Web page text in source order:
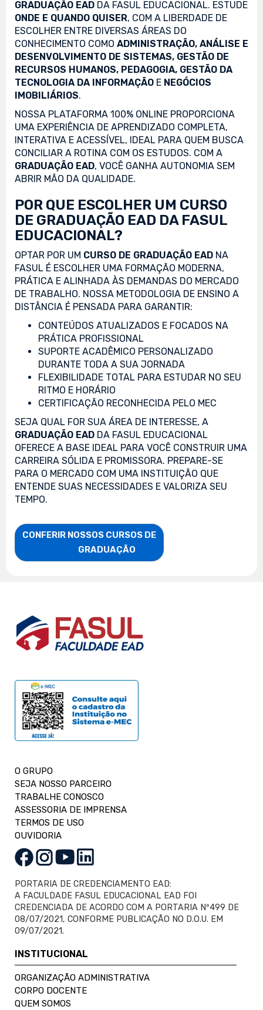
GRADUAÇÃO EAD DA FASUL EDUCACIONAL. ESTUDE
ONDE E QUANDO QUISER, COM A LIBERDADE DE
ESCOLHER ENTRE DIVERSAS ÁREAS DO
CONHECIMENTO COMO ADMINISTRAÇÃO, ANÁLISE E
DESENVOLVIMENTO DE SISTEMAS, GESTÃO DE
RECURSOS HUMANOS, PEDAGOGIA, GESTÃO DA
TECNOLOGIA DA INFORMAÇÃO E NEGÓCIOS
IMOBILIÁRIOS.
NOSSA PLATAFORMA 100% ONLINE PROPORCIONA
UMA EXPERIÊNCIA DE APRENDIZADO COMPLETA,
INTERATIVA E ACESSÍVEL, IDEAL PARA QUEM BUSCA
CONCILIAR A ROTINA COM OS ESTUDOS. COM A
GRADUAÇÃO EAD, VOCÊ GANHA AUTONOMIA SEM
ABRIR MÃO DA QUALIDADE.
POR QUE ESCOLHER UM CURSO
DE GRADUAÇÃO EAD DA FASUL
EDUCACIONAL?
OPTAR POR UM CURSO DE GRADUAÇÃO EAD NA
FASUL É ESCOLHER UMA FORMAÇÃO MODERNA,
PRÁTICA E ALINHADA ÀS DEMANDAS DO MERCADO
DE TRABALHO. NOSSA METODOLOGIA DE ENSINO A
DISTÂNCIA É PENSADA PARA GARANTIR:
CONTEÚDOS ATUALIZADOS E FOCADOS NA
PRÁTICA PROFISSIONAL
SUPORTE ACADÊMICO PERSONALIZADO
DURANTE TODA A SUA JORNADA
FLEXIBILIDADE TOTAL PARA ESTUDAR NO SEU
RITMO E HORÁRIO
CERTIFICAÇÃO RECONHECIDA PELO MEC
SEJA QUAL FOR SUA ÁREA DE INTERESSE, A
GRADUAÇÃO EAD DA FASUL EDUCACIONAL
OFERECE A BASE IDEAL PARA VOCÊ CONSTRUIR UMA
CARREIRA SÓLIDA E PROMISSORA. PREPARE-SE
PARA O MERCADO COM UMA INSTITUIÇÃO QUE
ENTENDE SUAS NECESSIDADES E VALORIZA SEU
TEMPO.
CONFERIR NOSSOS CURSOS DE
                    GRADUAÇÃO
O GRUPO
SEJA NOSSO PARCEIRO
TRABALHE CONOSCO
ASSESSORIA DE IMPRENSA
TERMOS DE USO
OUVIDORIA
PORTARIA DE CREDENCIAMENTO EAD:
A FACULDADE FASUL EDUCACIONAL EAD FOI
CREDENCIADA DE ACORDO COM A PORTARIA Nº499 DE
08/07/2021, CONFORME PUBLICAÇÃO NO D.O.U. EM
09/07/2021.
INSTITUCIONAL
ORGANIZAÇÃO ADMINISTRATIVA
CORPO DOCENTE
QUEM SOMOS